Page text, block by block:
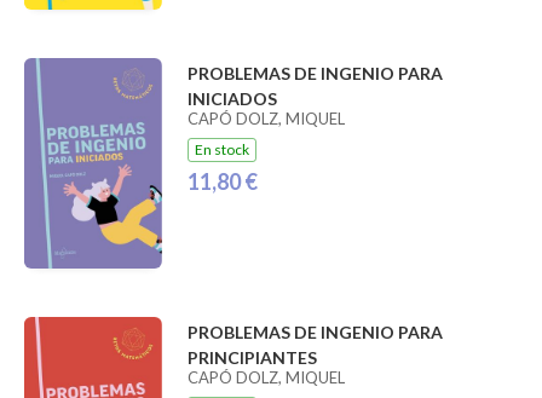
PROBLEMAS DE INGENIO PARA
INICIADOS
CAPÓ DOLZ, MIQUEL
En stock
11,80 €
PROBLEMAS DE INGENIO PARA
PRINCIPIANTES
CAPÓ DOLZ, MIQUEL